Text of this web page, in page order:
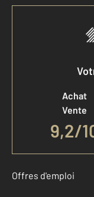
Achat
Vente
9,2/
Offres d'emploi